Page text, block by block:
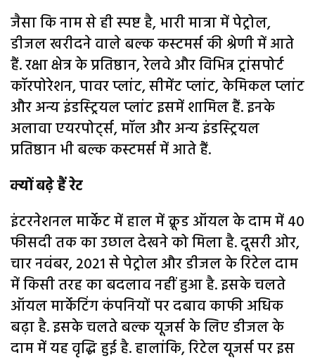
जैसा कि नाम से ही स्पष्ट है, भारी मात्रा में पेट्रोल,
डीजल खरीदने वाले बल्क कस्टमर्स की श्रेणी में आते
हैं. रक्षा क्षेत्र के प्रतिष्ठान, रेलवे और विभिन्न ट्रांसपोर्ट
कॉरपोरेशन, पावर प्लांट, सीमेंट प्लांट, केमिकल प्लांट
और अन्य इंडस्ट्रियल प्लांट इसमें शामिल हैं. इनके
अलावा एयरपोर्ट्स, मॉल और अन्य इंडस्ट्रियल
प्रतिष्ठान भी बल्क कस्टमर्स में आते हैं.
क्यों बढ़े हैं रेट
इंटरनेशनल मार्केट में हाल में क्रूड ऑयल के दाम में 40
फीसदी तक का उछाल देखने को मिला है. दूसरी ओर,
चार नवंबर, 2021 से पेट्रोल और डीजल के रिटेल दाम
में किसी तरह का बदलाव नहीं हुआ है. इसके चलते
ऑयल मार्केटिंग कंपनियों पर दबाव काफी अधिक
बढ़ा है. इसके चलते बल्क यूजर्स के लिए डीजल के
दाम में यह वृद्धि हुई है. हालांकि, रिटेल यूजर्स पर इस